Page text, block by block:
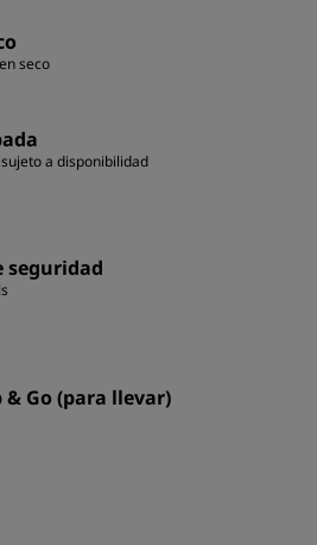
seco
a disponibilidad
seguridad
& Go (para llevar)